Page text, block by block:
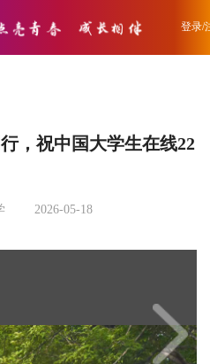
登录/
，祝中国大学生在线22
2026-05-18